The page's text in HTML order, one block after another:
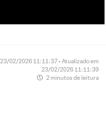
23/02/2026 11:11:37 • Atualizado em
23/02/2026 11:11:39
2 minutos de leitura